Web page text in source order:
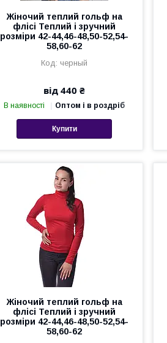
Жіночий теплий гольф на
флісі Теплий і зручний
розміри 42-44,46-48,50-52,54-
58,60-62
черный
від 440 ₴
В наявності Оптом і в роздріб
Купити
Жіночий теплий гольф на
флісі Теплий і зручний
розміри 42-44,46-48,50-52,54-
58,60-62